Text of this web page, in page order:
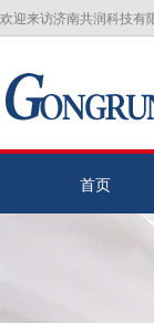
欢迎来访济南共润科技有
首页